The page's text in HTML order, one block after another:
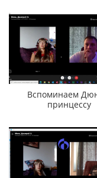
Вспоминаем
принцессу